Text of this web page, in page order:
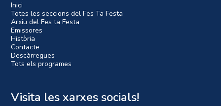
Inici
Totes les seccions del Fes Ta Festa
Arxiu del Fes ta Festa
Emissores
Història
Contacte
Descàrregues
Tots els programes
Visita les xarxes socials!